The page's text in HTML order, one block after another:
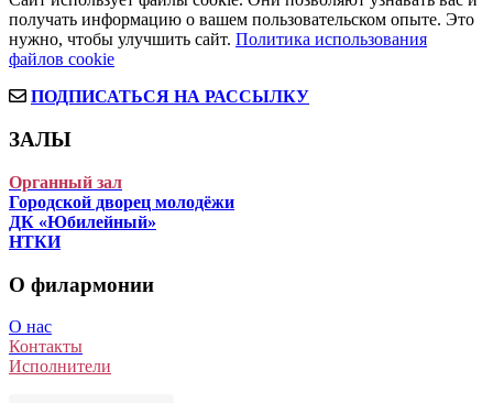
получать информацию о вашем пользовательском опыте. Это
нужно, чтобы улучшить сайт. Политика использования
файлов cookie
ПОДПИСАТЬСЯ НА РАССЫЛКУ
ЗАЛЫ
Органный зал
Городской дворец молодёжи
ДК «Юбилейный»
НТКИ
О филармонии
О нас
Контакты
Исполнители